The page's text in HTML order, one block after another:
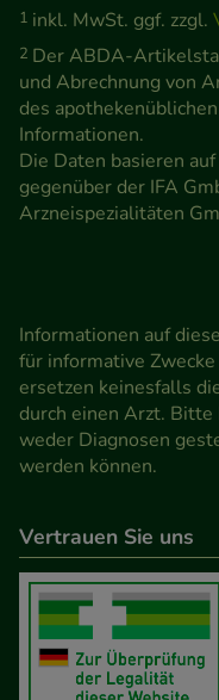
Werbung auf
zu gestalten. Bitte
teilweise an Dritte
Medien übertragen
1 inkl. MwSt. ggf. zzgl.
2 Der ABDA-
und Abrechnung von
des
Informationen.
Die Daten basieren
gegenüber der IFA
Arzneispezialitäten
Informationen auf
für informative
ersetzen keinesfalls
durch einen Arzt. Bitte
weder Diagnosen
werden können.
Vertrauen Sie uns